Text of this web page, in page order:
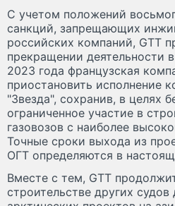
С учетом положений
санкций, запрещающих
российских компаний, GTT
прекращении деятельности
2023 года французская
приостановить исполнение
"Звезда", сохранив, в целях
ограниченное участие в
газовозов с наиболее
Точные сроки выхода из
ОГТ определяются в
Вместе с тем, GTT
строительстве других